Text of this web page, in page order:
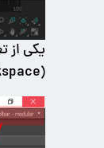
یکی از
(Workspace) نوار ابزار اصلی مدولار (Main Toolbar-modular) استفاده کرد که در آن امکان شناوری و جاگذاری گروه های مختلف ابزارها فراهم می شود (شکل زیر).